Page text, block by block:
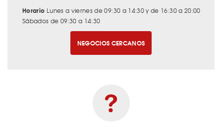
Horario Lunes a viernes de 09:30 a 14:30 y de 16:30 a 20:00
Sábados de 09:30 a 14:30
NEGOCIOS CERCANOS